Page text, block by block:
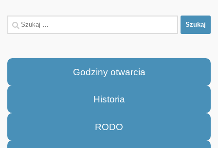
Szukaj:
Godziny otwarcia
Historia
RODO